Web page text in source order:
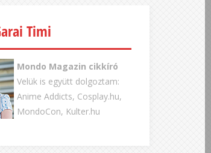
Timi
Mondo Magazin cikkíró
Velük is együtt dolgoztam:
Anime Addicts, Cosplay.hu,
MondoCon, Kulter.hu